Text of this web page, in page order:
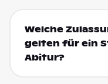
Welche
gelten für ein
Abitur?